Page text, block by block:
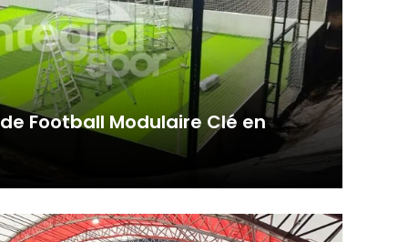
Football Modulaire Clé en
maintenir sa position de leader dans
ilgi
ve
süre
veya